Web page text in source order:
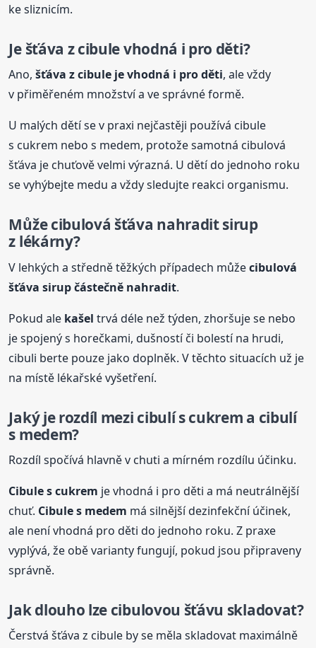
ke sliznicím.
Je šťáva z cibule vhodná i pro děti?
Ano,šťáva z cibule je vhodná i pro děti, ale vždy
v přiměřeném množství a ve správné formě.
U malých dětí se v praxi nejčastěji používá cibule
s cukrem nebo s medem, protože samotná cibulová
šťáva je chuťově velmi výrazná. U dětí do jednoho roku
se vyhýbejte medu a vždy sledujte reakci organismu.
Může cibulová šťáva nahradit sirup
z lékárny?
V lehkých a středně těžkých případech můžecibulová
šťáva sirup částečně nahradit.
Pokud ale kašel trvá déle než týden, zhoršuje se nebo
je spojený s horečkami, dušností či bolestí na hrudi,
cibuli berte pouze jako doplněk. V těchto situacích už je
na místě lékařské vyšetření.
Jaký je rozdíl mezi cibulí s cukrem a cibulí
s medem?
Rozdíl spočívá hlavně v chuti a mírném rozdílu účinku.
Cibule s cukrem je vhodná i pro děti a má neutrálnější
chuť. Cibule s medem má silnější dezinfekční účinek,
ale není vhodná pro děti do jednoho roku. Z praxe
vyplývá, že obě varianty fungují, pokud jsou připraveny
správně.
Jak dlouho lze cibulovou šťávu skladovat?
Čerstvá šťáva z cibule by se měla skladovat maximálně